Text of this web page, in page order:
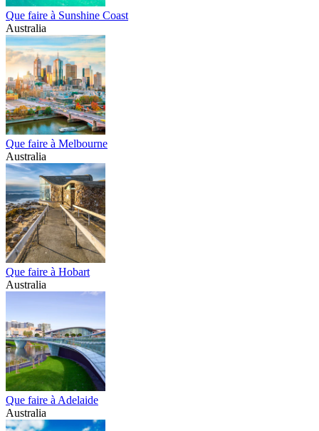
Que faire à Sunshine Coast
Australia
Que faire à Melbourne
Australia
Que faire à Hobart
Australia
Que faire à Adelaide
Australia